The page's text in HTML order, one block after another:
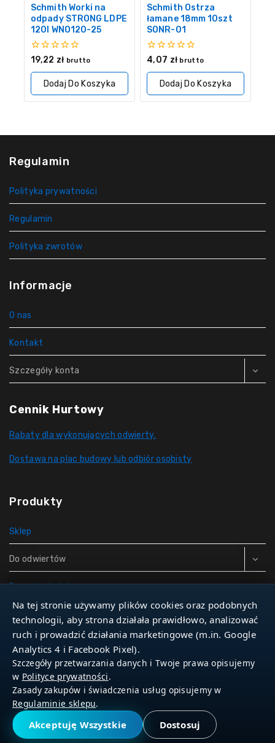
Schmith Worki na
odpady STRONG LDPE
120l WNO120-25
0
5
19,22 zł brutto
Dodaj Do Koszyka
Schmith Ostrza
łamane 18mm 10szt
SONR-01
0
5
4,07 zł brutto
Dodaj Do Koszyka
Regulamin
Polityka prywatności
Regulamin
Polityka zwrotów
Informacje
O nas
Kontakt
Szczegóły konta
Cennik Hurtowy
Rabaty dla wykonujących odwierty.
Dostawa na plac budowy lub odbiór osobisty
Produkty
Sklep
Do odwiertów
Rury do studni
Zbiorniki hydroforowe
Narzędzia
© 2026 Dla Studniarza
Na tej stronie używamy plików cookies oraz podobnych
technologii, aby strona działała prawidłowo, analizować
ruch i prowadzić działania marketingowe (m.in. Google
Analytics 4 i Facebook Pixel).
Szczegóły przetwarzania danych i Twoje prawa opisujemy
w Polityce prywatności.
Zasady zakupów i świadczenia usług opisujemy w
Regulaminie sklepu.
Akceptuję Wszystkie Dostosuj